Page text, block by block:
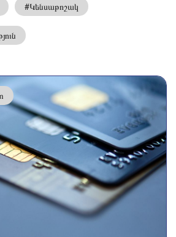
#Կենսաթոշակ